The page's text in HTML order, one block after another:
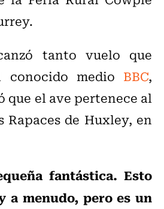
tanto vuelo que
medio BBC,
que el ave pertenece al
Rapaces de Huxley, en
fantástica. Esto
a menudo, pero es un